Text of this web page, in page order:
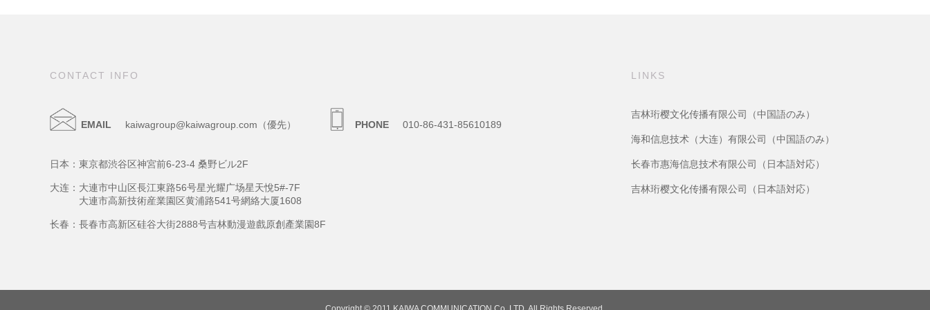
CONTACT INFO
EMAIL kaiwagroup@kaiwagroup.com（優先） PHONE 010-86-431-85610189
日本：東京都渋谷区神宮前6-23-4 桑野ビル2F
大连：大連市中山区長江東路56号星光耀广场星天悅5#-7F
大連市高新技術産業園区黄浦路541号網絡大厦1608
长春：長春市高新区硅谷大街2888号吉林動漫遊戲原創產業園8F
LINKS
吉林珩樱文化传播有限公司（中国語のみ）
海和信息技术（大连）有限公司（中国語のみ）
长春市惠海信息技术有限公司（日本語対応）
吉林珩樱文化传播有限公司（日本語対応）